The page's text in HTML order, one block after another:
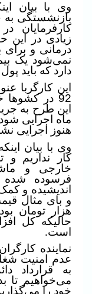
بازنشستگی به
کارفرمایان
زیادی در این
درمانی و برای
نمی‌شود یک
دارد که باید
این کارگربا
هنوز اجرایی
وی با بیان
کار نداریم و
خارجی و
فرسوده شده
اندیشیده و
است.
نماینده
عدم امنیت
به قرارداد
می‌خواهیم تا
خود را